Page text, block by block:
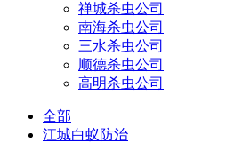
禅城杀虫公司
南海杀虫公司
三水杀虫公司
顺德杀虫公司
高明杀虫公司
全部
江城白蚁防治